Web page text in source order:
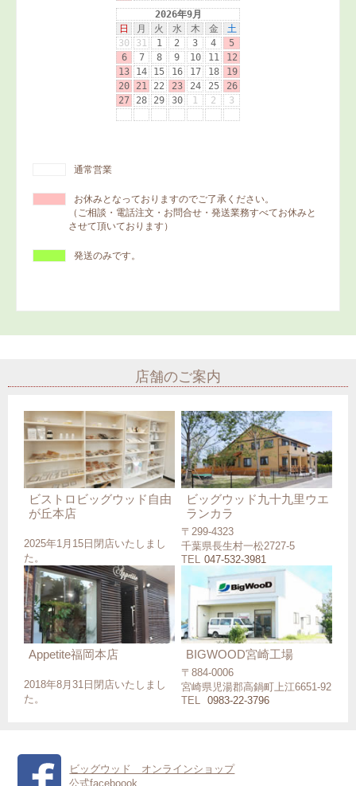
通常営業
お休みとなっておりますのでご了承ください。
（ご相談・電話注文・お問合せ・発送業務すべてお休みと
させて頂いております）
発送のみです。
店舗のご案内
ビストロビッグウッド自由
が丘本店
2025年1月15日閉店いたしまし
た。
ビッグウッド九十九里ウエ
ランカラ
〒299-4323
千葉県長生村一松2727-5
TEL 047-532-3981
Appetite福岡本店
2018年8月31日閉店いたしまし
た。
BIGWOOD宮崎工場
〒884-0006
宮崎県児湯郡高鍋町上江6651-92
TEL
0983-22-3796
ビッグウッド オンラインショップ
公式faceboook